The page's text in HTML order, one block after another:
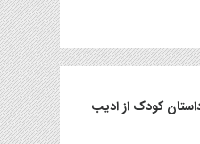
کودک از ادیب